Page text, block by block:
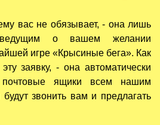
вас не обязывает, - она лишь
о вашем желании
игре «Крысиные бега». Как
заявку, - она автоматически
почтовые ящики всем нашим
звонить вам и предлагать